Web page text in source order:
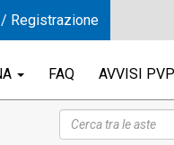
FAQ AVVISI PVP
Registrazione